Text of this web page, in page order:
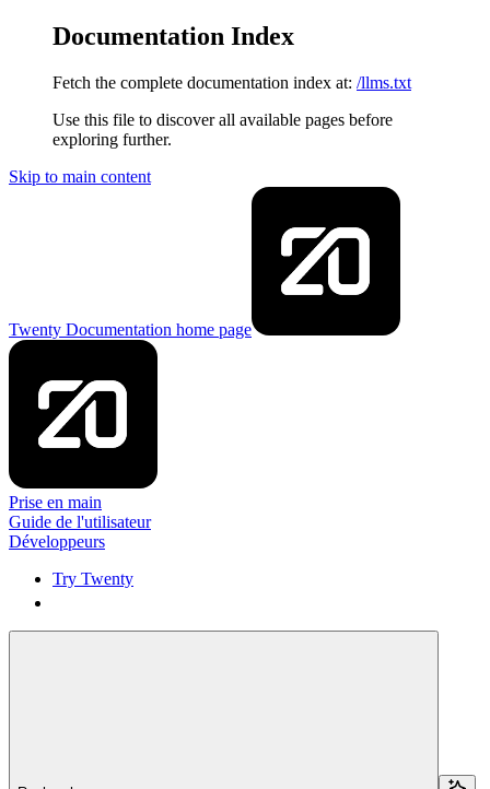
Documentation Index
Fetch the complete documentation index at: /llms.txt
Use this file to discover all available pages before
exploring further.
Skip to main content
Twenty Documentation home page
Prise en main
Guide de l'utilisateur
Développeurs
Try Twenty